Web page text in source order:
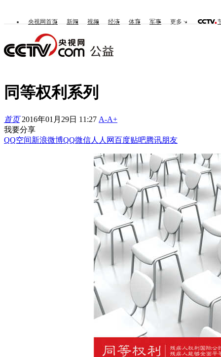
央视网首页 新闻 视频 经济 体育 军事 更多
同等权利系列
首页 2016年01月29日 11:27 A-A+
我要分享
QQ空间新浪微博QQ微信人人网百度贴吧腾讯朋友